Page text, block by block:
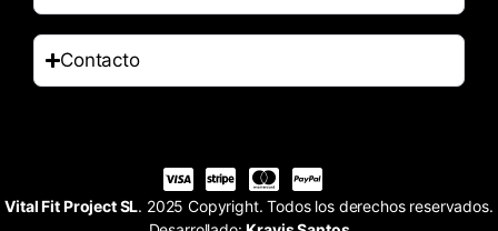
Contacto
Vital Fit Project SL. 2025 Copyright. Todos los derechos reservados.